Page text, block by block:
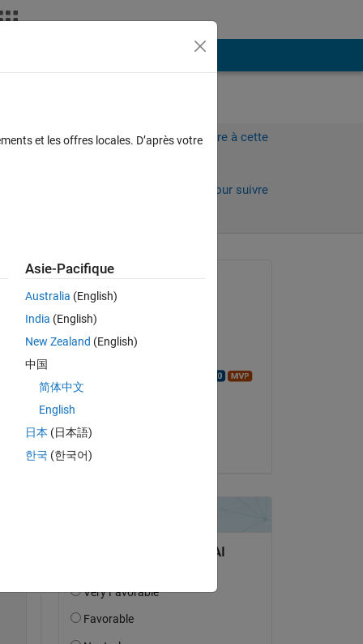
Connectez-vous pour répondre à cette
Connectez-vous pour suivre
André Galera
le 15 Oct 2020
le 31 Jan 2023
Acceptée :
et les offres locales. D’après votre
Asie-Pacifique
Australia (English)
India (English)
New Zealand (English)
中国
简体中文
English
日本 (日本語)
한국 (한국어)